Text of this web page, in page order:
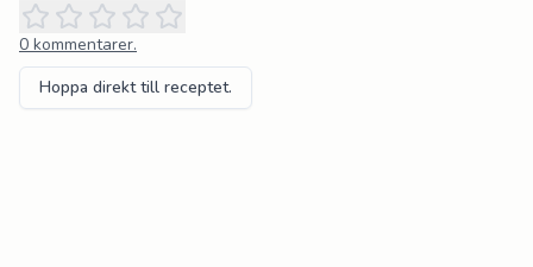
0 kommentarer.
Hoppa direkt till receptet.